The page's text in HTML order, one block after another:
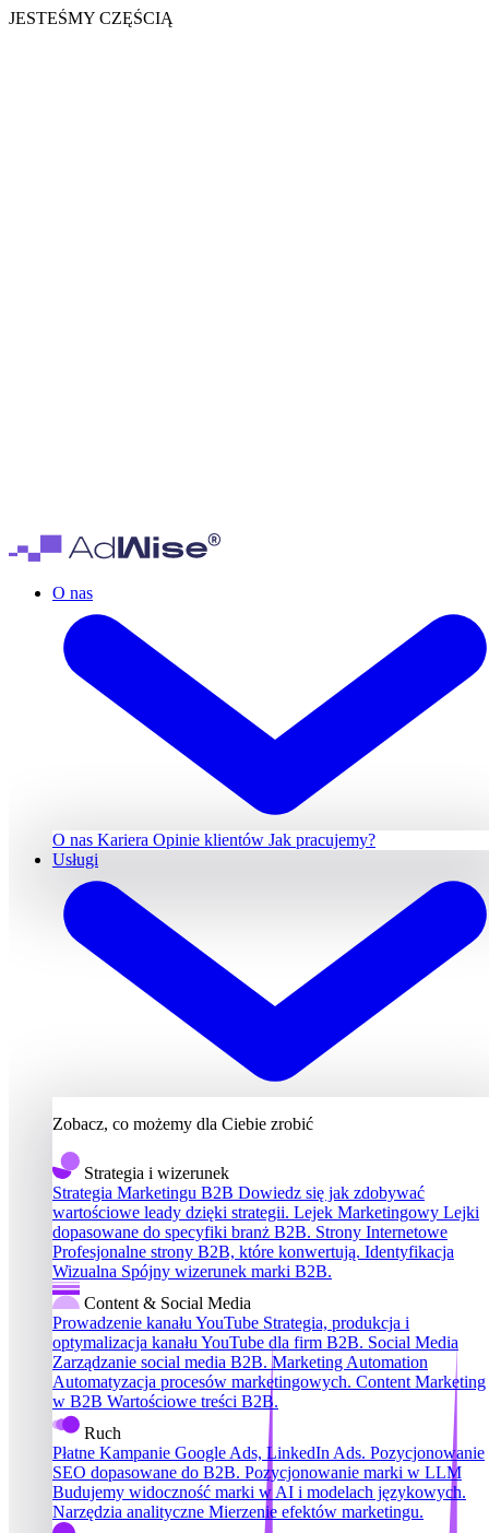
JESTEŚMY CZĘŚCIĄ
O nas
O nas Kariera Opinie klientów Jak pracujemy?
Usługi
Zobacz, co możemy dla Ciebie zrobić
Strategia i wizerunek
Strategia Marketingu B2B Dowiedz się jak zdobywać
wartościowe leady dzięki strategii. Lejek Marketingowy Lejki
dopasowane do specyfiki branż B2B. Strony Internetowe
Profesjonalne strony B2B, które konwertują. Identyfikacja
Wizualna Spójny wizerunek marki B2B.
Content & Social Media
Prowadzenie kanału YouTube Strategia, produkcja i
optymalizacja kanału YouTube dla firm B2B. Social Media
Zarządzanie social media B2B.Marketing Automation
Automatyzacja procesów marketingowych. Content Marketing
w B2B Wartościowe treści B2B.
Ruch
Płatne Kampanie Google Ads, LinkedIn Ads. Pozycjonowanie
SEO dopasowane do B2B. Pozycjonowanie marki w LLM
Budujemy widoczność marki w AI i modelach językowych.
Narzędzia analityczne Mierzenie efektów marketingu.